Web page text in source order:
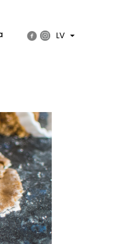
LV List additional actions